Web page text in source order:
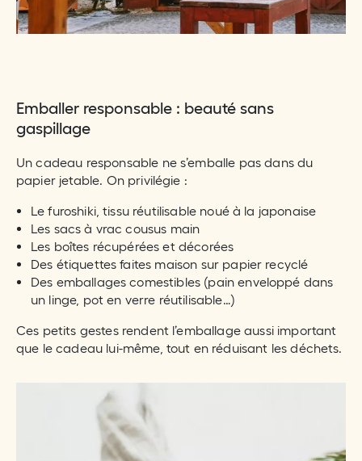
Emballer responsable : beauté sans
gaspillage
Un cadeau responsable ne s’emballe pas dans du
papier jetable. On privilégie :
Le furoshiki, tissu réutilisable noué à la japonaise
Les sacs à vrac cousus main
Les boîtes récupérées et décorées
Des étiquettes faites maison sur papier recyclé
Des emballages comestibles (pain enveloppé dans
un linge, pot en verre réutilisable…)
Ces petits gestes rendent l’emballage aussi important
que le cadeau lui-même, tout en réduisant les déchets.